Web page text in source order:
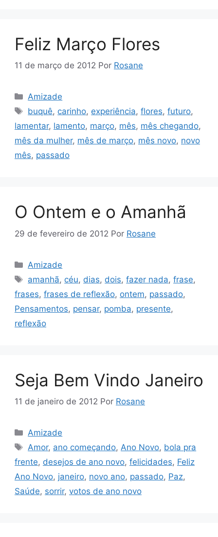
Feliz Março Flores
11 de março de 2012 Por Rosane
Categorias
Amizade
Tags
buquê, carinho, experiência,flores,futuro,
lamentar, lamento, março, mês, mês chegando,
mês da mulher, mês de março, mês novo, novo
mês, passado
O Ontem e o Amanhã
29 de fevereiro de 2012 Por Rosane
Categorias
Amizade
Tags
amanhã, céu, dias, dois,fazer nada,frase,
frases, frases de reflexão, ontem, passado,
Pensamentos, pensar, pomba, presente,
reflexão
Seja Bem Vindo Janeiro
11 de janeiro de 2012 Por Rosane
Categorias
Amizade
Tags
Amor, ano começando,Ano Novo, bola pra
frente, desejos de ano novo, felicidades, Feliz
Ano Novo, janeiro, novo ano, passado, Paz,
Saúde, sorrir, votos de ano novo